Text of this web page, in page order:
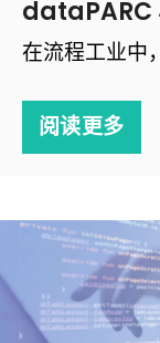
dataPARC
在流程工业中
阅读更多